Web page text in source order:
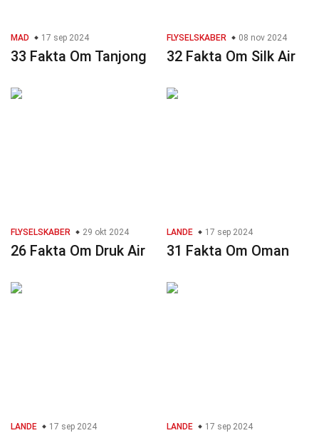
MAD 17 sep 2024
33 Fakta Om Tanjong
FLYSELSKABER 08 nov 2024
32 Fakta Om Silk Air
FLYSELSKABER 29 okt 2024
26 Fakta Om Druk Air
LANDE 17 sep 2024
31 Fakta Om Oman
LANDE 17 sep 2024 LANDE 17 sep 2024